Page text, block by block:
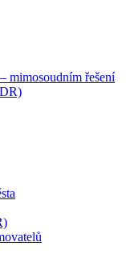
mimosoudním řešení